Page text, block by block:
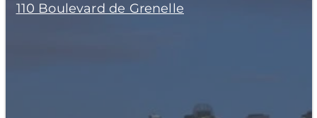
110 Boulevard de Grenelle